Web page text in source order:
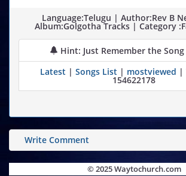
Language:Telugu | Author:Rev B
Album:Golgotha Tracks | Category
Hint: Just Remember the
Latest | Songs List | mostviewed |
154622178
Write Comment
© 2025 Waytochurch.com